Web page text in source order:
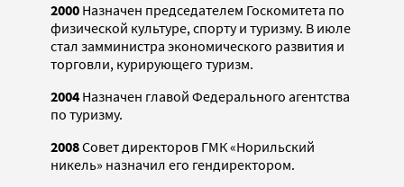
2000 Назначен председателем Госкомитета по
физической культуре, спорту и туризму. В июле
стал замминистра экономического развития и
торговли, курирующего туризм.
2004 Назначен главой Федерального агентства
по туризму.
2008Совет директоров ГМК «Норильский
никель» назначил его гендиректором.